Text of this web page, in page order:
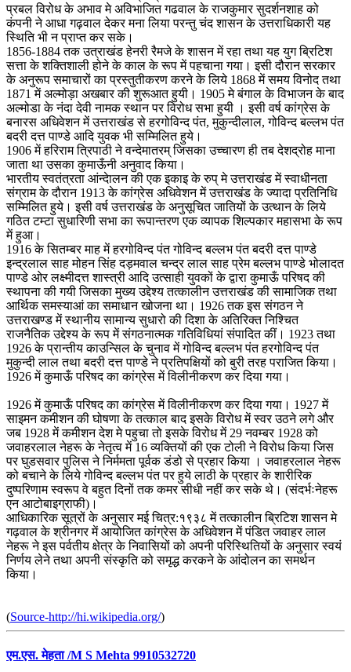
प्रबल विरोध के अभाव मे अविभाजित गढवाल के राजकुमार सुदर्शनशाह को
कंपनी ने आधा गढ़वाल देकर मना लिया परन्तु चंद शासन के उत्तराधिकारी यह
स्थिति भी न प्राप्त कर सके।
1856-1884 तक उत्राखंड हेनरी रैमजे के शासन में रहा तथा यह युग ब्रिटिश
सत्ता के शक्तिशाली होने के काल के रूप में पहचाना गया। इसी दौरान सरकार
के अनुरूप समाचारों का प्रस्तुतीकरण करने के लिये 1868 में समय विनोद तथा
1871 में अल्मोड़ा अखबार की शुरूआत हुयी। 1905 मे बंगाल के विभाजन के बाद
अल्मोडा के नंदा देवी नामक स्थान पर विरोध सभा हुयी । इसी वर्ष कांग्रेस के
बनारस अधिवेशन में उत्तराखंड से हरगोविन्द पंत, मुकुन्दीलाल, गोविन्द बल्लभ पंत
बदरी दत्त पाण्डे आदि युवक भी सम्मिलित हुये।
1906 में हरिराम त्रिपाठी ने वन्देमातरम् जिसका उच्चारण ही तब देशद्रोह माना
जाता था उसका कुमाऊँनी अनुवाद किया।
भारतीय स्वतंत्रता आंन्देालन की एक इकाइ के रुप् मे उत्तराखंड में स्वाधीनता
संग्राम के दौरान 1913 के कांग्रेस अधिवेशन में उत्तराखंड के ज्यादा प्रतिनिधि
सम्मिलित हुये। इसी वर्ष उत्तराखंड के अनुसूचित जातियों के उत्थान के लिये
गठित टम्टा सुधारिणी सभा का रूपान्तरण एक व्यापक शिल्पकार महासभा के रूप
में हुआ।
1916 के सितम्बर माह में हरगोविन्द पंत गोविन्द बल्लभ पंत बदरी दत्त पाण्डे
इन्द्रलाल साह मोहन सिंह दड़मवाल चन्द्र लाल साह प्रेम बल्लभ पाण्डे भोलादत
पाण्डे ओर लक्ष्मीदत्त शास्त्री आदि उत्साही युवकों के द्वारा कुमाऊँ परिषद की
स्थापना की गयी जिसका मुख्य उद्देश्य तत्कालीन उत्तराखंड की सामाजिक तथा
आर्थिक समस्याआं का समाधान खोजना था। 1926 तक इस संगठन ने
उत्तराखण्ड में स्थानीय सामान्य सुधारो की दिशा के अतिरिक्त निश्चित
राजनैतिक उद्देश्य के रूप में संगठनात्मक गतिविधियां संपादित कीं। 1923 तथा
1926 के प्रान्तीय काउन्सिल के चुनाव में गोविन्द बल्लभ पंत हरगोविन्द पंत
मुकुन्दी लाल तथा बदरी दत्त पाण्डे ने प्रतिपक्षियों को बुरी तरह पराजित किया।
1926 में कुमाऊँ परिषद का कांग्रेस में विलीनीकरण कर दिया गया।
1926 में कुमाऊँ परिषद का कांग्रेस में विलीनीकरण कर दिया गया। 1927 में
साइमन कमीशन की घोषणा के तत्काल बाद इसके विरोध में स्वर उठने लगे और
जब 1928 में कमीशन देश मे पहुचा तो इसके विरोध में 29 नवम्बर 1928 को
जवाहरलाल नेहरू के नेतृत्व में 16 व्यक्तियों की एक टोली ने विरोध किया जिस
पर घुडसवार पुलिस ने निर्ममता पूर्वक डंडो से प्रहार किया । जवाहरलाल नेहरू
को बचाने के लिये गोविन्द बल्लभ पंत पर हुये लाठी के प्रहार के शारीरिक
दुष्परिणाम स्वरूप वे बहुत दिनों तक कमर सीधी नहीं कर सके थे। (संदर्भःनेहरू
एन आटोबाइग्राफी)।
आधिकारिक सूत्रों के अनुसार मई चित्र:१९३८ में तत्कालीन ब्रिटिश शासन मे
गढ़वाल के श्रीनगर में आयोजित कांग्रेस के अधिवेशन में पंडित जवाहर लाल
नेहरू ने इस पर्वतीय क्षेत्र के निवासियों को अपनी परिस्थितियों के अनुसार स्वयं
निर्णय लेने तथा अपनी संस्कृति को समृद्ध करकने के आंदोलन का समर्थन
किया।
(Source-http://hi.wikipedia.org/)
एम.एस. मेहता /M S Mehta 9910532720